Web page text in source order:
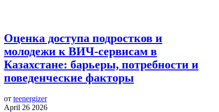
Оценка доступа подростков и
молодежи к ВИЧ-сервисам в
Казахстане: барьеры, потребности и
поведенческие факторы
от teenergizer
April 26 2026